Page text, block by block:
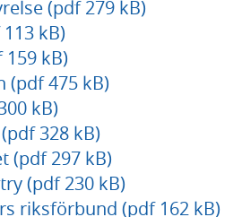
(pdf 279 kB)
kB)
kB)
(pdf 475 kB)
kB)
328 kB)
(pdf 297 kB)
(pdf 230 kB)
riksförbund (pdf 162 kB)